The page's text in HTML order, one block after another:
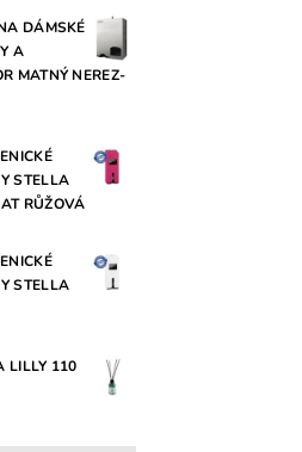
DÁMSKÉ
A
MATNÝ NEREZ-
STELLA
RŮŽOVÁ
STELLA
LILLY 110